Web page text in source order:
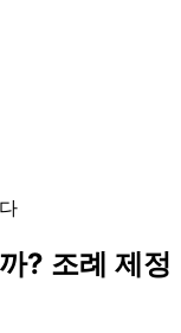
? 조례 제정